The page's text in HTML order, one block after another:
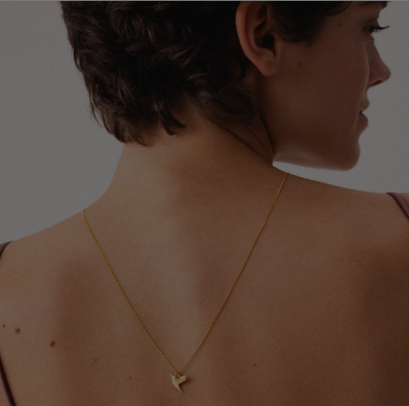
Global Express (Poczta Polska). Szacowany czas
doręczenia wynosi od 3 do 20 dni roboczych.
Szczegółowe informacje dotyczące dostępnych krajów,
metod wysyłki oraz orientacyjnych terminów dostawy
znajdziesz w tabeli.
Dokładamy wszelkich starań, aby Twoje zamówienie
dotarło bezpiecznie i jak najszybciej - niezależnie od
tego, czy podróżuje kilka ulic dalej, czy na drugi koniec
W przypadku zamówień wysyłanych do Wielkiej Brytanii i
Irlandii Północnej mogą obowiązywać dodatkowe opłaty
celne, podatki lub opłaty importowe naliczane przez
lokalne organy celne. Ewentualne koszty tego typu
ponosi odbiorca przesyłki.
zakładać ją jako ostatni element stylizacji.
Chroń biżuterię przed kontaktem z detergentami,
środkami czystości oraz preparatami leczniczymi
stosowanymi na skórę, które mogą wpływać na trwałość
pozłocenia i wygląd metalu.
Zdejmuj biżuterię przed kąpielą, snem, uprawianiem
sportu oraz wykonywaniem prac domowych. Pozwoli to
ograniczyć ryzyko uszkodzeń, odkształceń i utraty
Aby odświeżyć biżuterię i przywrócić jej blask, delikatnie
przecieraj ją miękką ściereczką jubilerską. Pamiętaj, że
pozłocenie jest naturalną powłoką użytkową, która z
czasem może ulegać ścieraniu. Tempo tego procesu
zależy między innymi od sposobu użytkowania,
częstotliwości noszenia oraz indywidualnych właściwości
skóry.
Po upływie okresu gwarancji możesz skorzystać z